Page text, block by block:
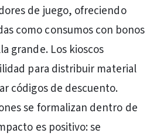
de juego, ofreciendo
como consumos con bonos
grande. Los kioscos
para distribuir material
códigos de descuento.
se formalizan dentro de
es positivo: se